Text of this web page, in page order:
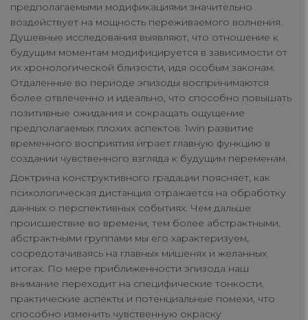
предполагаемыми модификациями значительно
воздействует на мощность переживаемого волнения.
Душевные исследования выявляют, что отношение к
будущим моментам модифицируется в зависимости от
их хронологической близости, идя особым законам.
Отдаленные во периоде эпизоды воспринимаются
более отвлеченно и идеально, что способно повышать
позитивные ожидания и сокращать ощущение
предполагаемых плохих аспектов. 1win развитие
временного восприятия играет главную функцию в
создании чувственного взгляда к будущим переменам.
Доктрина конструктивного градации поясняет, как
психологическая дистанция отражается на обработку
данных о перспективных событиях. Чем дальше
происшествие во времени, тем более абстрактными,
абстрактными группами мы его характеризуем,
сосредотачиваясь на главных мишенях и желанных
итогах. По мере приближенности эпизода наш
внимание переходит на специфические тонкости,
практические аспекты и потенциальные помехи, что
способно изменить чувственную окраску